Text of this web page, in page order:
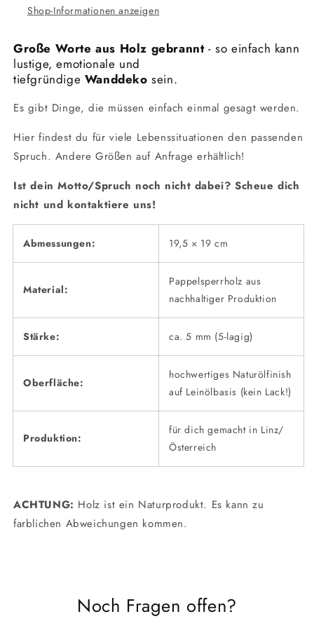
Shop-Informationen anzeigen
Große Worte aus Holz gebrannt - so einfach kann
lustige, emotionale und
tiefgründige Wanddeko sein.
Es gibt Dinge, die müssen einfach einmal gesagt werden.
Hier findest du für viele Lebenssituationen den passenden
Spruch. Andere Größen auf Anfrage erhältlich!
Ist dein Motto/Spruch noch nicht dabei? Scheue dich
nicht und kontaktiere uns!
Abmessungen: 19,5 × 19 cm
Material:
Pappelsperrholz aus
nachhaltiger Produktion
Stärke: ca. 5 mm (5-lagig)
Oberfläche:
hochwertiges Naturölfinish
auf Leinölbasis (kein Lack!)
Produktion:
für dich gemacht in Linz/
Österreich
ACHTUNG: Holz ist ein Naturprodukt. Es kann zu
farblichen Abweichungen kommen.
Noch Fragen offen?